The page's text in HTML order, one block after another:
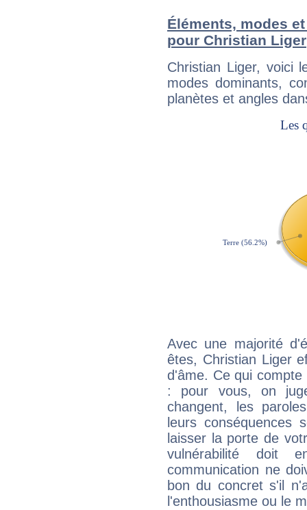
Éléments, modes
pour Christian Liger
Christian Liger, voici
modes dominants,
planètes et angles
Avec une majorité
êtes, Christian Liger
d'âme. Ce qui
: pour vous, on
changent, les
leurs conséquences
laisser la porte de
vulnérabilité doit
communication ne
bon du concret s'il
l'enthousiasme ou le